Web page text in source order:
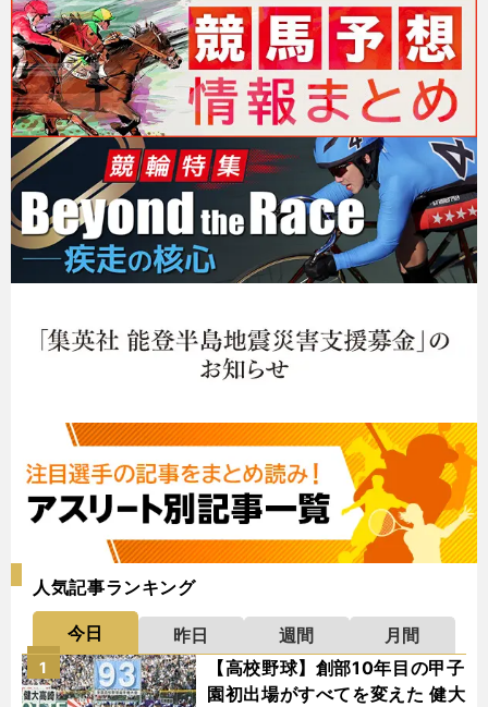
人気記事ランキング
今日 昨日 週間
月間
【高校野球】創部10年目の甲子
園初出場がすべてを変えた 健大
1